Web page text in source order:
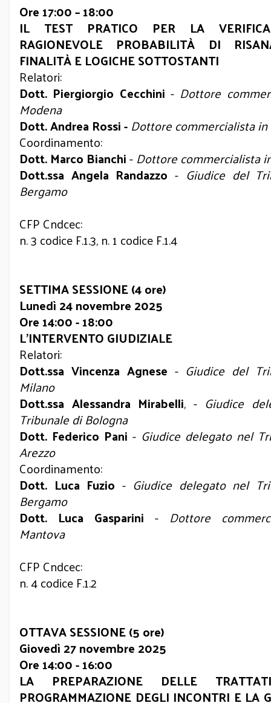
Ore 17:00 – 18:00
IL TEST PRATICO PER LA
RAGIONEVOLE PROBABILITÀ DI
FINALITÀ E LOGICHE SOTTOSTANTI
Relatori:
Dott. Piergiorgio Cecchini - Dottore
Modena
Dott. Andrea Rossi -Dottore commercialista in
Coordinamento:
Dott. Marco Bianchi-Dottore commercialista
Dott.ssa Angela Randazzo - Giudice del
Bergamo
CFP Cndcec:
n. 3 codice F.1.3, n. 1 codice F.1.4
SETTIMA SESSIONE (4 ore)
Lunedì 24 novembre 2025
Ore 14:00 - 18:00
L’INTERVENTO GIUDIZIALE
Relatori:
Dott.ssa Vincenza Agnese - Giudice del
Milano
Dott.ssa Alessandra Mirabelli, - Giudice
Tribunale di Bologna
Dott. Federico Pani - Giudice delegato nel
Arezzo
Coordinamento:
Dott. Luca Fuzio - Giudice delegato nel
Bergamo
Dott. Luca Gasparini - Dottore
Mantova
CFP Cndcec:
n. 4 codice F.1.2
OTTAVA SESSIONE (5 ore)
Giovedì 27 novembre 2025
Ore 14:00 - 16:00
LA PREPARAZIONE DELLE
PROGRAMMAZIONE DEGLI INCONTRI E LA